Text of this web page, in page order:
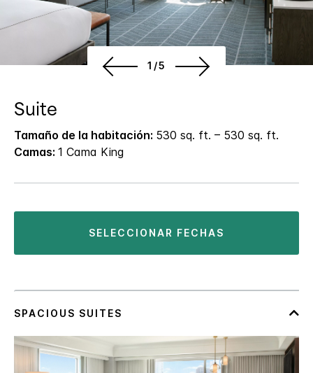
1/5
Suite
Tamaño de la habitación: 530 sq. ft. – 530 sq. ft.
Camas: 1 Cama King
SELECCIONAR FECHAS